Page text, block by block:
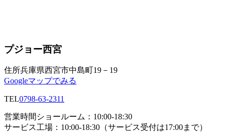
プジョー西宮
住所兵庫県西宮市中島町19－19
Googleマップでみる
TEL0798-63-2311
営業時間 ショールーム：10:00-18:30
サービス工場：10:00-18:30（サービス受付は17:00まで）